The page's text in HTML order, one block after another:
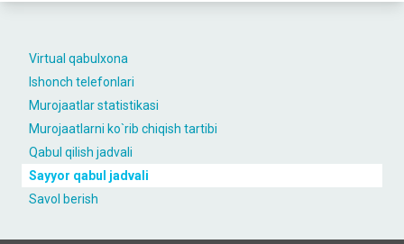
Virtual qabulxona
Ishonch telefonlari
Murojaatlar statistikasi
Murojaatlarni ko`rib chiqish tartibi
Qabul qilish jadvali
Sayyor qabul jadvali
Savol berish